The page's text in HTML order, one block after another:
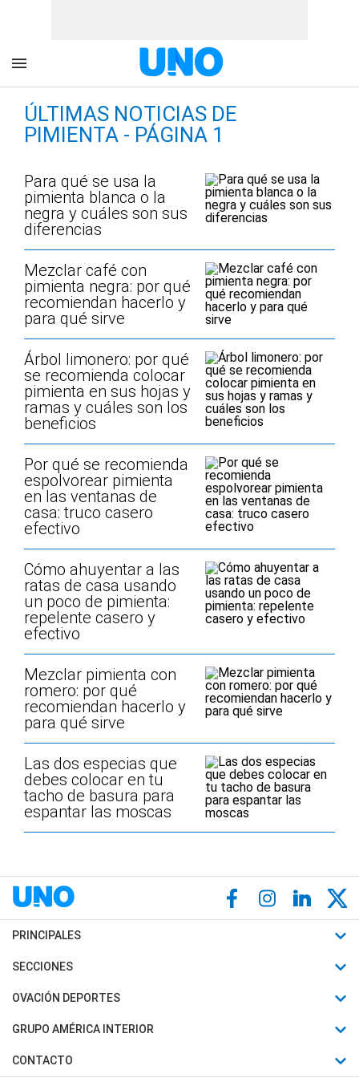
ÚLTIMAS NOTICIAS DE
PIMIENTA - PÁGINA 1
Para qué se usa la
pimienta blanca o la
negra y cuáles son sus
diferencias
Mezclar café con
pimienta negra: por qué
recomiendan hacerlo y
para qué sirve
Árbol limonero: por qué
se recomienda colocar
pimienta en sus hojas y
ramas y cuáles son los
beneficios
Por qué se recomienda
espolvorear pimienta
en las ventanas de
casa: truco casero
efectivo
Cómo ahuyentar a las
ratas de casa usando
un poco de pimienta:
repelente casero y
efectivo
Mezclar pimienta con
romero: por qué
recomiendan hacerlo y
para qué sirve
Las dos especias que
debes colocar en tu
tacho de basura para
espantar las moscas
PRINCIPALES
Últimas Noticias
Política
Judiciales
SECCIONES
Horóscopo
Motores
Trucos caseros
OVACIÓN DEPORTES
Fútbol
Mundial
GRUPO AMÉRICA INTERIOR
Canal 7 en Vivo
CONTACTO